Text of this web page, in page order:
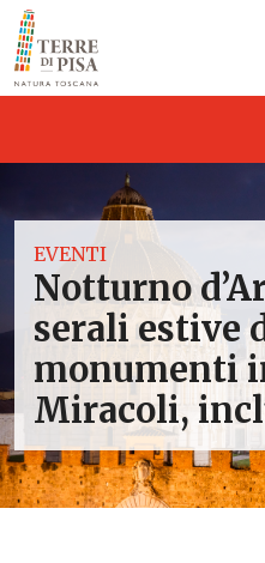
Vai al contenuto
EVENTI
Notturno
serali estive
monumenti
Miracoli,